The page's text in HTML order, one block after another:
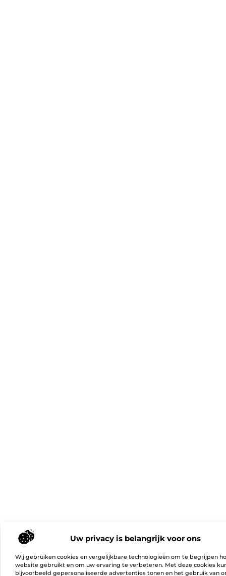
Uw privacy is belangrijk voor ons
Wij gebruiken cookies en vergelijkbare technologieën om te begrijpen
website gebruikt en om uw ervaring te verbeteren. Met deze cookies
bijvoorbeeld gepersonaliseerde advertenties tonen en het gebruik van